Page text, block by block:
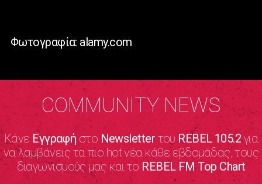
Φωτογραφία: alamy.com
COMMUNITY NEWS
Κάνε Εγγραφήστο NewsletterτουREBEL 105.2για
να λαμβάνεις τα πιο hot νέα κάθε εβδομάδας, τους
διαγωνισμούς μας και το REBEL FM Top Chart